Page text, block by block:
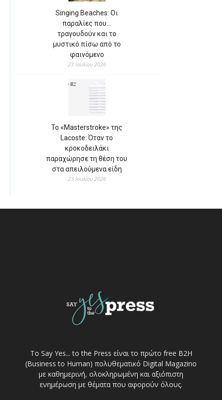
Singing Beaches: Οι
παραλίες που…
τραγουδούν και το
μυστικό πίσω από το
φαινόμενο
23 Ιουλίου 2026
Το «Masterstroke» της
Lacoste: Όταν το
κροκοδειλάκι
παραχώρησε τη θέση του
στα απειλούμενα είδη
23 Ιουλίου 2026
Το Say Yes... to the Press είναι το πρώτο free Β2Η
(Business to Human) πολυθεματικό Digital Magazino
με καθημερινή, ολοκληρωμένη και αξιόπιστη
ενημέρωση με θέματα που αφορούν όλους.